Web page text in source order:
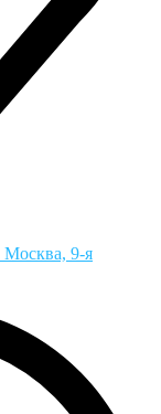
Москва, 9-я